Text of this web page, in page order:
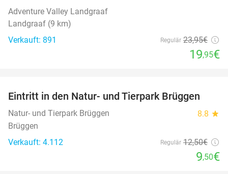
Adventure Valley Landgraaf
Landgraaf (9 km)
Verkauft: 891
Regulär 23,95€
19,95€
24%
Eintritt in den Natur- und Tierpark Brüggen
Natur- und Tierpark Brüggen 8.8 star
Brüggen
Verkauft: 4.112
Regulär 12,50€
9,50€